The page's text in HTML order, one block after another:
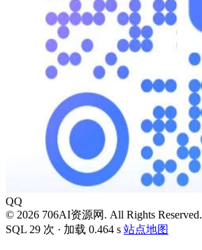
QQ
© 2026 706AI资源网. All Rights Reserved.
SQL 29 次 · 加载 0.464 s 站点地图